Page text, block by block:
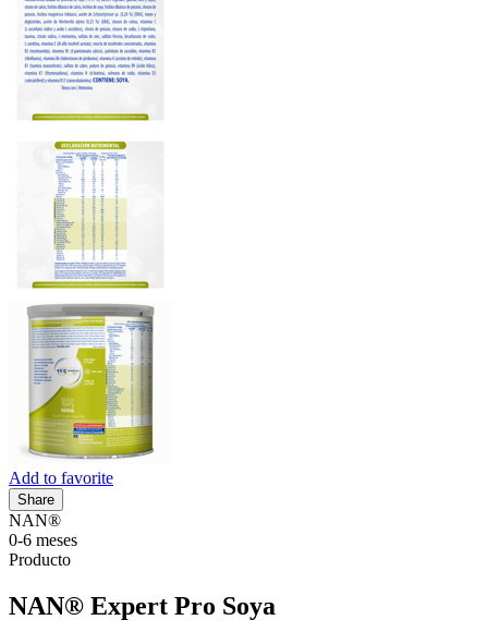
Add to favorite
Share
NAN®
0-6 meses
Producto
NAN® Expert Pro Soya